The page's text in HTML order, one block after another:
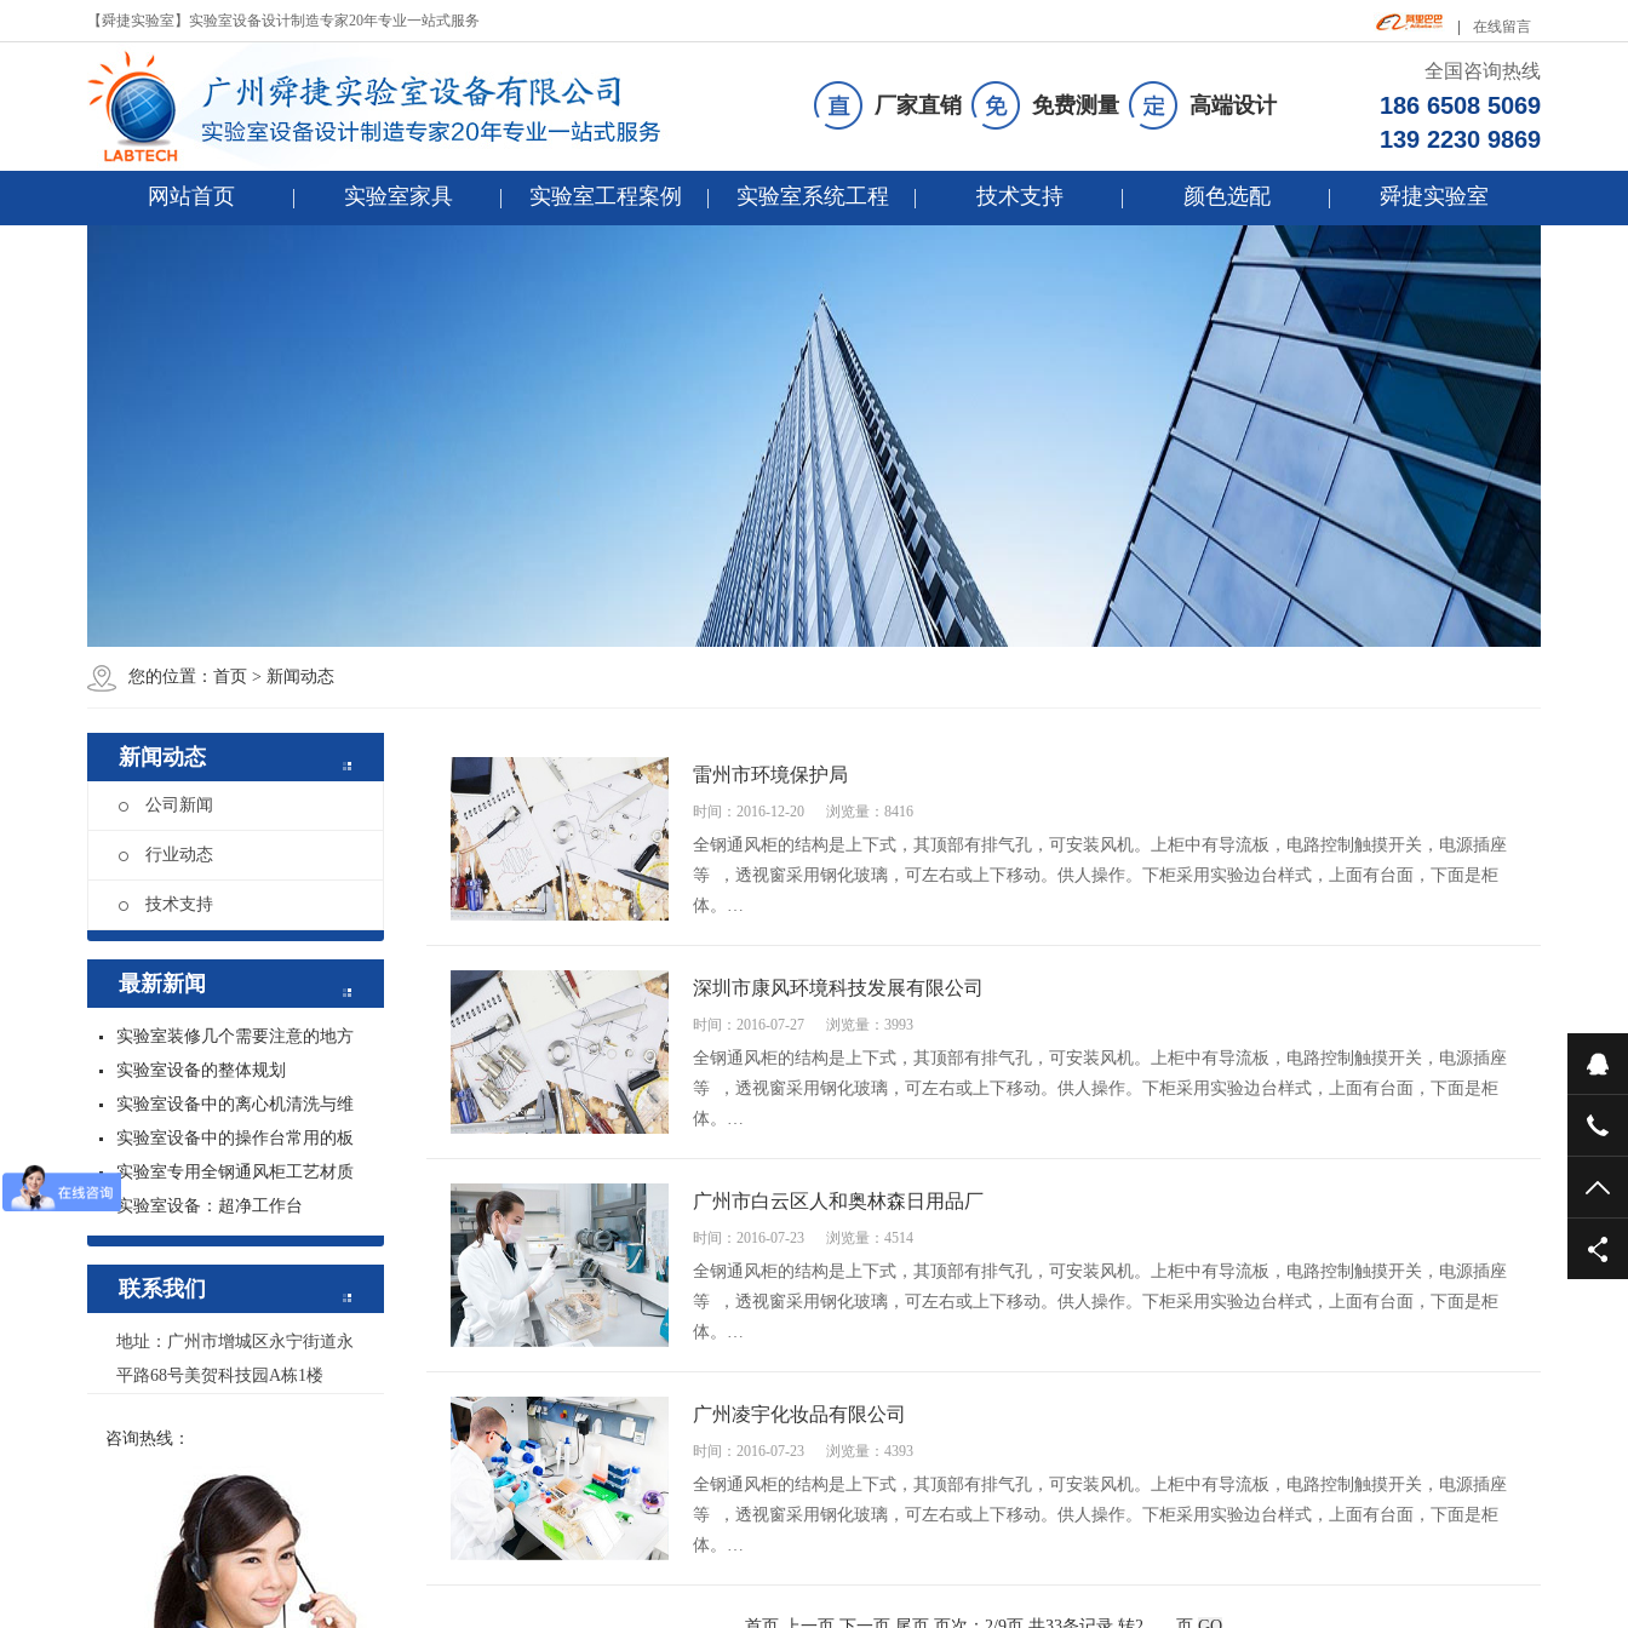
在线留言
【舜捷实验室】实验室设备设计制造专家20年专业一站式服务
厂家直销 免费测量 高端设计
全国咨询热线
186 6508 5069
139 2230 9869
网站首页 实验室家具 实验室工程案例 实验室系统工程 技术支持 颜色选配 舜捷实验室
您的位置： 首页 > 新闻动态
新闻动态
公司新闻
行业动态
技术支持
最新新闻
实验室装修几个需要注意的地方
实验室设备的整体规划
实验室设备中的离心机清洗与维
实验室设备中的操作台常用的板
实验室专用全钢通风柜工艺材质
实验室设备：超净工作台
联系我们
地址：广州市增城区永宁街道永
平路68号美贺科技园A栋1楼
咨询热线：
雷州市环境保护局
时间：2016-12-20 浏览量：8416
全钢通风柜的结构是上下式，其顶部有排气孔，可安装风机。上柜中有导流板，电路控制触摸开关，电源插座
等 ，透视窗采用钢化玻璃，可左右或上下移动。供人操作。下柜采用实验边台样式，上面有台面，下面是柜
体。…
深圳市康风环境科技发展有限公司
时间：2016-07-27 浏览量：3993
全钢通风柜的结构是上下式，其顶部有排气孔，可安装风机。上柜中有导流板，电路控制触摸开关，电源插座
等 ，透视窗采用钢化玻璃，可左右或上下移动。供人操作。下柜采用实验边台样式，上面有台面，下面是柜
体。…
广州市白云区人和奥林森日用品厂
时间：2016-07-23 浏览量：4514
全钢通风柜的结构是上下式，其顶部有排气孔，可安装风机。上柜中有导流板，电路控制触摸开关，电源插座
等 ，透视窗采用钢化玻璃，可左右或上下移动。供人操作。下柜采用实验边台样式，上面有台面，下面是柜
体。…
广州凌宇化妆品有限公司
时间：2016-07-23 浏览量：4393
全钢通风柜的结构是上下式，其顶部有排气孔，可安装风机。上柜中有导流板，电路控制触摸开关，电源插座
等 ，透视窗采用钢化玻璃，可左右或上下移动。供人操作。下柜采用实验边台样式，上面有台面，下面是柜
体。…
在